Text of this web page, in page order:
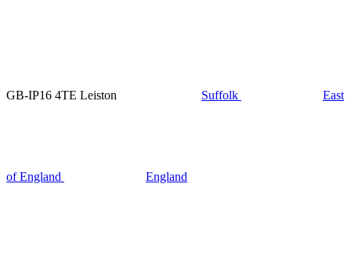
GB-IP16 4TE Leiston Suffolk East
of England England